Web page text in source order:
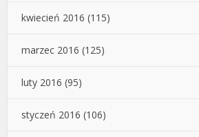
kwiecień 2016 (115)
marzec 2016 (125)
luty 2016 (95)
styczeń 2016 (106)